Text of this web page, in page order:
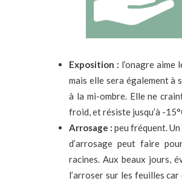
Exposition : l’onagre aime
mais elle sera également à
à la mi-ombre. Elle ne
froid, et résiste jusqu’à -
Arrosage : peu fréquent.
d’arrosage peut faire
racines. Aux beaux jours,
l’arroser sur les feuilles